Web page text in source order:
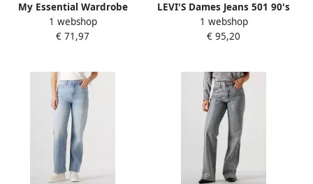
My Essential Wardrobe
High waist jeans in 5-
pocketmodel model 'Baloo'
1 webshop
€ 71,97
LEVI'S Dames Jeans 501 90's
Take A Hint Antraciet
1 webshop
€ 95,20